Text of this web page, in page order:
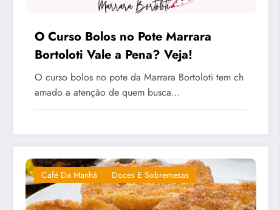
O Curso Bolos no Pote Marrara
Bortoloti Vale a Pena? Veja!
O curso bolos no pote da Marrara Bortoloti tem ch
amado a atenção de quem busca…
Café Da Manhã Doces E Sobremesas